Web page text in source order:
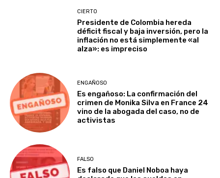
CIERTO
Presidente de Colombia hereda
déficit fiscal y baja inversión, pero la
inflación no está simplemente «al
alza»: es impreciso
ENGAÑOSO
Es engañoso: La confirmación del
crimen de Monika Silva en France 24
vino de la abogada del caso, no de
activistas
FALSO
Es falso que Daniel Noboa haya